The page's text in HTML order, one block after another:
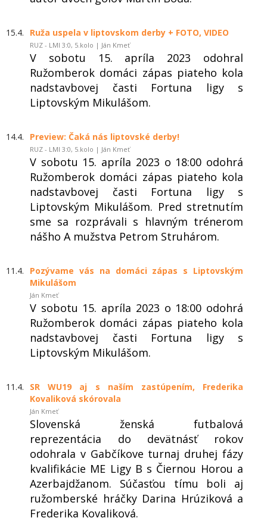
15.4. Ruža uspela v liptovskom derby + FOTO, VIDEO
RUZ - LMI 3:0, 5.kolo | Ján Kmeť
V sobotu 15. apríla 2023 odohral
Ružomberok domáci zápas piateho kola
nadstavbovej časti Fortuna ligy s
Liptovským Mikulášom.
14.4. Preview: Čaká nás liptovské derby!
RUZ - LMI 3:0, 5.kolo | Ján Kmeť
V sobotu 15. apríla 2023 o 18:00 odohrá
Ružomberok domáci zápas piateho kola
nadstavbovej časti Fortuna ligy s
Liptovským Mikulášom. Pred stretnutím
sme sa rozprávali s hlavným trénerom
nášho A mužstva Petrom Struhárom.
11.4.
Pozývame vás na domáci zápas s Liptovským
Mikulášom
Ján Kmeť
V sobotu 15. apríla 2023 o 18:00 odohrá
Ružomberok domáci zápas piateho kola
nadstavbovej časti Fortuna ligy s
Liptovským Mikulášom.
11.4.
SR WU19 aj s naším zastúpením, Frederika
Kovaliková skórovala
Ján Kmeť
Slovenská ženská futbalová
reprezentácia do devätnásť rokov
odohrala v Gabčíkove turnaj druhej fázy
kvalifikácie ME Ligy B s Čiernou Horou a
Azerbajdžanom. Súčasťou tímu boli aj
ružomberské hráčky Darina Hrúziková a
Frederika Kovaliková.